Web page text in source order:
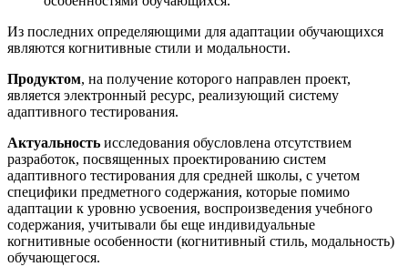
Из последних определяющими для адаптации обучающихся
являются когнитивные стили и модальности.
Продуктом, на получение которого направлен проект,
является электронный ресурс, реализующий систему
адаптивного тестирования.
Актуальность исследования обусловлена отсутствием
разработок, посвященных проектированию систем
адаптивного тестирования для средней школы, с учетом
специфики предметного содержания, которые помимо
адаптации к уровню усвоения, воспроизведения учебного
содержания, учитывали бы еще индивидуальные
когнитивные особенности (когнитивный стиль, модальность)
обучающегося.